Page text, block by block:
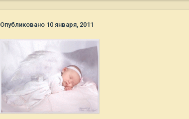
Опубликовано 10 января, 2011